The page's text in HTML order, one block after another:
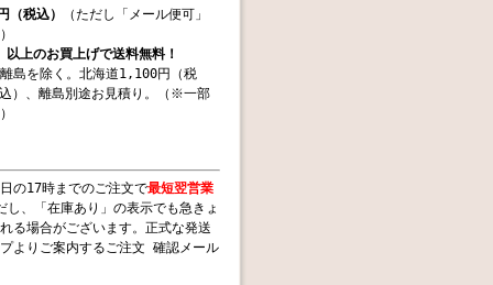
（税込）
（ただし「メール便可」
上のお買上げで送料無料！
島を除く。北海道1,100円（税
）、離島別途お見積り。（※一部
の17時までのご注文で最短翌営業
、「在庫あり」の表示でも急きょ
る場合がございます。正式な発送
よりご案内するご注文 確認メール